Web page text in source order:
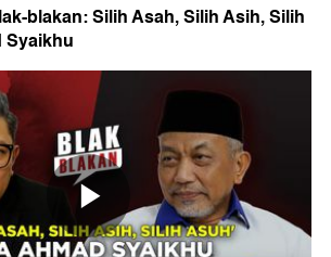
blakan: Silih Asah, Silih Asih, Silih
Syaikhu